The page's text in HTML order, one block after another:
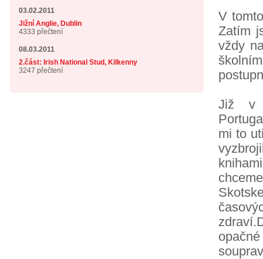
03.02.2011
Jižní Anglie, Dublin
4333 přečtení
08.03.2011
2.část: Irish National Stud, Kilkenny
3247 přečtení
V
Zatím
vždy
Již v
mi to